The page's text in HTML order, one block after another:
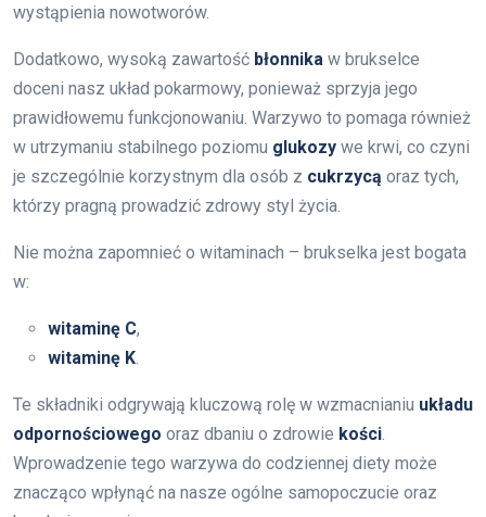
wystąpienia nowotworów.
Dodatkowo, wysoką zawartość błonnika w brukselce
doceni nasz układ pokarmowy, ponieważ sprzyja jego
prawidłowemu funkcjonowaniu. Warzywo to pomaga również
w utrzymaniu stabilnego poziomu glukozy we krwi, co czyni
je szczególnie korzystnym dla osób z cukrzycą oraz tych,
którzy pragną prowadzić zdrowy styl życia.
Nie można zapomnieć o witaminach – brukselka jest bogata
w:
witaminę C,
witaminę K.
Te składniki odgrywają kluczową rolę w wzmacnianiu układu
odpornościowego oraz dbaniu o zdrowie kości.
Wprowadzenie tego warzywa do codziennej diety może
znacząco wpłynąć na nasze ogólne samopoczucie oraz